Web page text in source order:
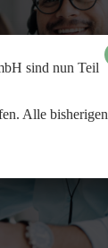
sind nun Teil
Alle bisherigen